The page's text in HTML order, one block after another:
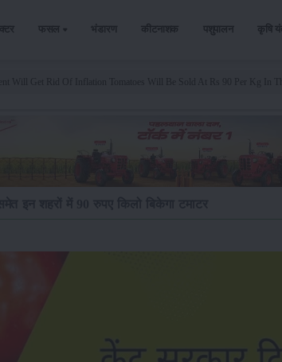
फसल भंडारण कीटनाशक पशुपालन कृषि